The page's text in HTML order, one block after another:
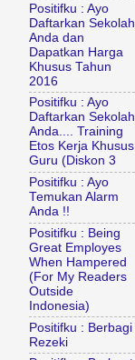
Positifku : Ayo
Daftarkan Sekolah
Anda dan
Dapatkan Harga
Khusus Tahun
2016
Positifku : Ayo
Daftarkan Sekolah
Anda.... Training
Etos Kerja Khusus
Guru (Diskon 3
Positifku : Ayo
Temukan Alarm
Anda !!
Positifku : Being
Great Employes
When Hampered
(For My Readers
Outside
Indonesia)
Positifku : Berbagi
Rezeki